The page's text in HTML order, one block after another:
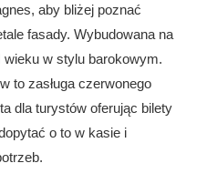
aby bliżej poznać
fasady. Wybudowana na
w stylu barokowym.
to zasługa czerwonego
dla turystów oferując bilety
o to w kasie i